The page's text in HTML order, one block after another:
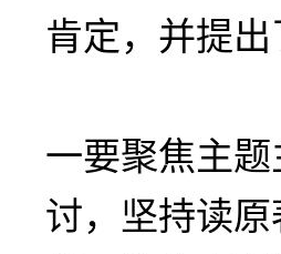
肯定，并提
一要聚焦主
讨，坚持读